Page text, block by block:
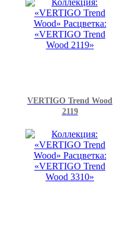
VERTIGO Trend Wood
2119